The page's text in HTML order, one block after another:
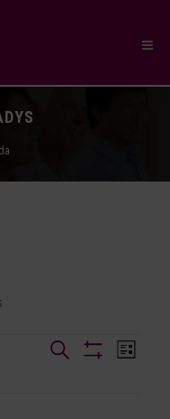
Recherche
Recherche
Liste